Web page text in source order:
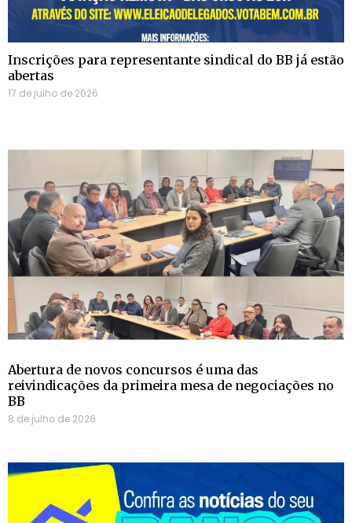
Inscrições para representante sindical do BB já estão
abertas
17 de julho de 2026
Abertura de novos concursos é uma das
reivindicações da primeira mesa de negociações no
BB
8 de julho de 2026